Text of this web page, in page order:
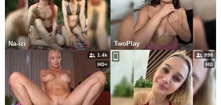
Na-izi TwoPlay
1.4k 998